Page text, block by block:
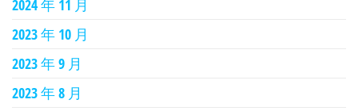
2024 年 11 月
2023 年 10 月
2023 年 9 月
2023 年 8 月